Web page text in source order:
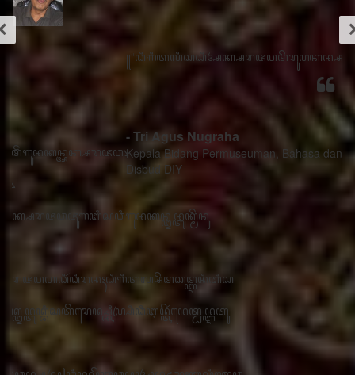
- Tri Agus Nugraha
Kepala Bidang Permuseuman, Bahasa dan Sastra
Disbud DIY